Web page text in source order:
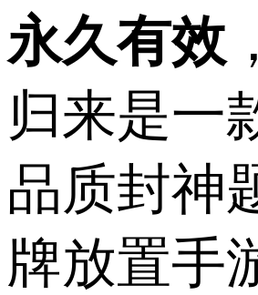
永久有效
归来是一
品质封神
牌放置手